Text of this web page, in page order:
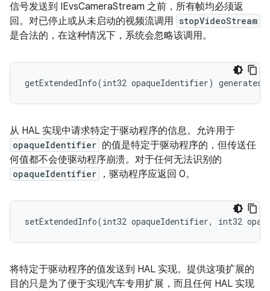
信号发送到 IEvsCameraStream 之前，所有帧均必须返
回。对已停止或从未启动的视频流调用 stopVideoStream
是合法的，在这种情况下，系统会忽略该调用。
getExtendedInfo(int32 opaqueIdentifier)
从 HAL 实现中请求特定于驱动程序的信息。允许用于
opaqueIdentifier 的值是特定于驱动程序的，但传送任
何值都不会使驱动程序崩溃。对于任何无法识别的
opaqueIdentifier ，驱动程序应返回 0。
setExtendedInfo(int32 opaqueIdentifier, int32
将特定于驱动程序的值发送到 HAL 实现。提供这项扩展的
目的只是为了便于实现汽车专用扩展，而且任何 HAL 实现